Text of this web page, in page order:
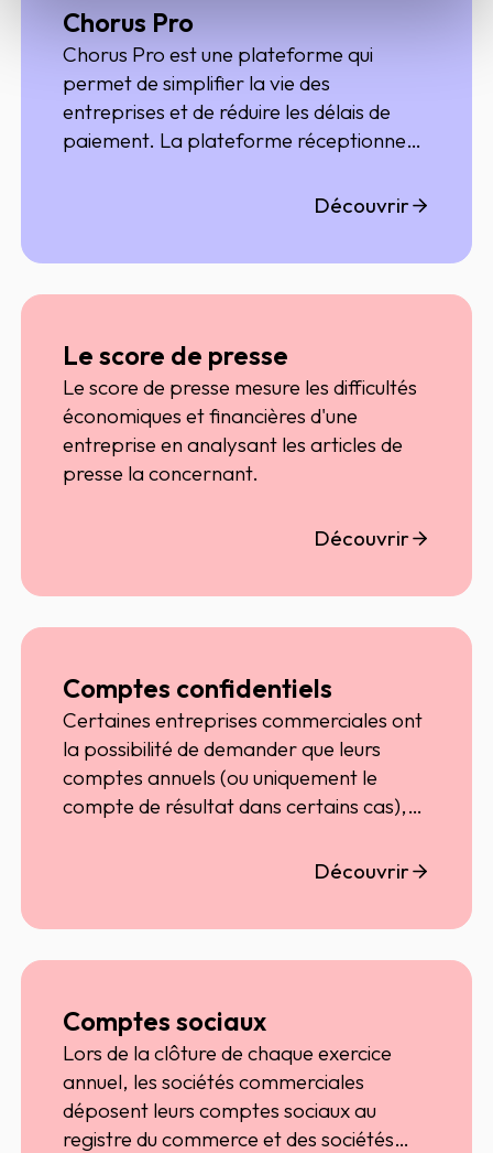
Chorus Pro
Chorus Pro est une plateforme qui
permet de simplifier la vie des
entreprises et de réduire les délais de
paiement. La plateforme réceptionne
Découvrir
Le score de presse
Le score de presse mesure les difficultés
économiques et financières d'une
entreprise en analysant les articles de
presse la concernant.
Découvrir
Comptes confidentiels
Certaines entreprises commerciales ont
la possibilité de demander que leurs
comptes annuels (ou uniquement le
compte de résultat dans certains cas),
commerce, ne soient pas rendus publics.
Découvrir
Comptes sociaux
Lors de la clôture de chaque exercice
annuel, les sociétés commerciales
déposent leurs comptes sociaux au
registre du commerce et des sociétés